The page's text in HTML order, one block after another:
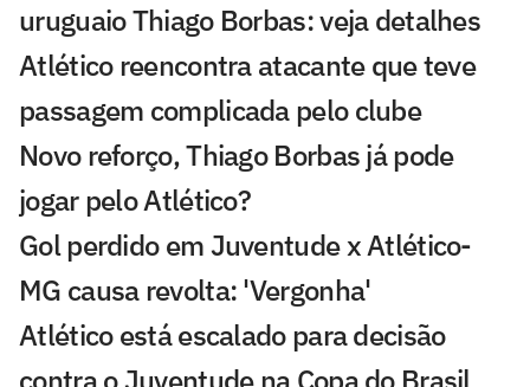
uruguaio Thiago Borbas: veja detalhes
Atlético reencontra atacante que teve
passagem complicada pelo clube
Novo reforço, Thiago Borbas já pode
jogar pelo Atlético?
Gol perdido em Juventude x Atlético-
MG causa revolta: 'Vergonha'
Atlético está escalado para decisão